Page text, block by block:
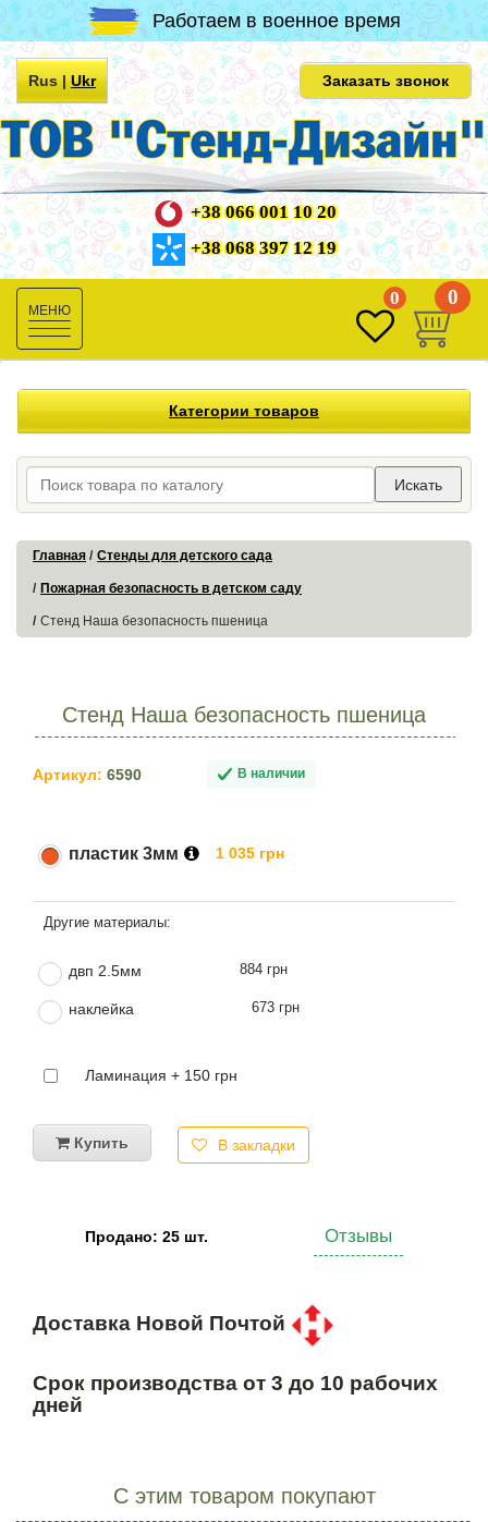
Работаем в военное время
Rus|Ukr Заказать звонок
+38 066 001 10 20
+38 068 397 12 19
Toggle
navigation
0 0
Категории товаров
Искать
Главная Стенды для детского сада
Пожарная безопасность в детском саду
Стенд Наша безопасность пшеница
Стенд Наша безопасность пшеница
Артикул: 6590 В наличии
пластик 3мм 1 035 грн
двп 2.5мм 884 грн
наклейка 673 грн
Ламинация + 150 грн
Купить В закладки
Продано: 25 шт. Отзывы
Доставка Новой Почтой
Срок производства от 3 до 10 рабочих
дней
С этим товаром покупают